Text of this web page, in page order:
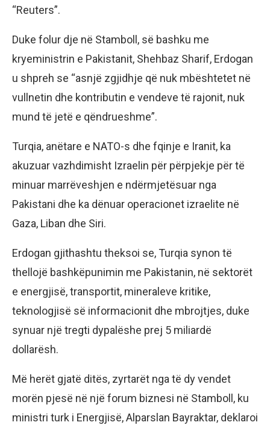
“Reuters”.
Duke folur dje në Stamboll, së bashku me
kryeministrin e Pakistanit, Shehbaz Sharif, Erdogan
u shpreh se “asnjë zgjidhje që nuk mbështetet në
vullnetin dhe kontributin e vendeve të rajonit, nuk
mund të jetë e qëndrueshme”.
Turqia, anëtare e NATO-s dhe fqinje e Iranit, ka
akuzuar vazhdimisht Izraelin për përpjekje për të
minuar marrëveshjen e ndërmjetësuar nga
Pakistani dhe ka dënuar operacionet izraelite në
Gaza, Liban dhe Siri.
Erdogan gjithashtu theksoi se, Turqia synon të
thellojë bashkëpunimin me Pakistanin, në sektorët
e energjisë, transportit, mineraleve kritike,
teknologjisë së informacionit dhe mbrojtjes, duke
synuar një tregti dypalëshe prej 5 miliardë
dollarësh.
Më herët gjatë ditës, zyrtarët nga të dy vendet
morën pjesë në një forum biznesi në Stamboll, ku
ministri turk i Energjisë, Alparslan Bayraktar, deklaroi